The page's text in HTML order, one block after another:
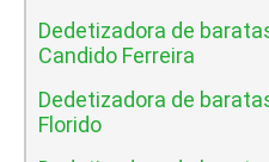
Dedetizadora de
Candido Ferreira
Dedetizadora de
Florido